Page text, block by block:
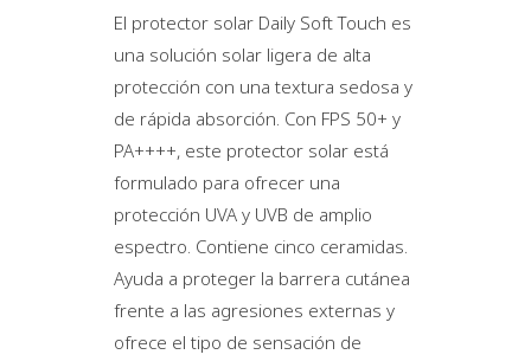
El protector solar Daily Soft Touch es
una solución solar ligera de alta
protección con una textura sedosa y
de rápida absorción. Con FPS 50+ y
PA++++, este protector solar está
formulado para ofrecer una
protección UVA y UVB de amplio
espectro. Contiene cinco ceramidas.
Ayuda a proteger la barrera cutánea
frente a las agresiones externas y
ofrece el tipo de sensación de